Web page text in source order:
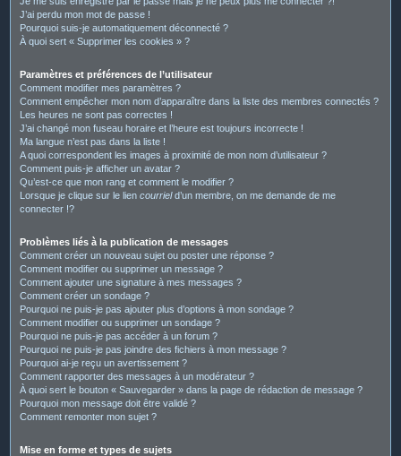
J’ai perdu mon mot de passe !
Pourquoi suis-je automatiquement déconnecté ?
À quoi sert « Supprimer les cookies » ?
Paramètres et préférences de l’utilisateur
Comment modifier mes paramètres ?
Comment empêcher mon nom d’apparaître dans la liste des membres connectés ?
Les heures ne sont pas correctes !
J’ai changé mon fuseau horaire et l’heure est toujours incorrecte !
Ma langue n’est pas dans la liste !
A quoi correspondent les images à proximité de mon nom d’utilisateur ?
Comment puis-je afficher un avatar ?
Qu’est-ce que mon rang et comment le modifier ?
Lorsque je clique sur le lien courrield’un membre, on me demande de me
connecter !?
Problèmes liés à la publication de messages
Comment créer un nouveau sujet ou poster une réponse ?
Comment modifier ou supprimer un message ?
Comment ajouter une signature à mes messages ?
Comment créer un sondage ?
Pourquoi ne puis-je pas ajouter plus d’options à mon sondage ?
Comment modifier ou supprimer un sondage ?
Pourquoi ne puis-je pas accéder à un forum ?
Pourquoi ne puis-je pas joindre des fichiers à mon message ?
Pourquoi ai-je reçu un avertissement ?
Comment rapporter des messages à un modérateur ?
À quoi sert le bouton « Sauvegarder » dans la page de rédaction de message ?
Pourquoi mon message doit être validé ?
Comment remonter mon sujet ?
Mise en forme et types de sujets